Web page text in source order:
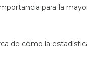
para la
de cómo la